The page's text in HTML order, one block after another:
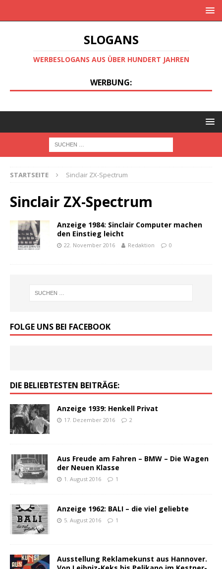
SLOGANS
WERBESLOGANS AUS ÜBER HUNDERT JAHREN
WERBUNG:
STARTSEITE Sinclair ZX-Spectrum
Sinclair ZX-Spectrum
Anzeige 1984: Sinclair Computer machen
den Einstieg leicht
22. November 2016 Redaktion 0
FOLGE UNS BEI FACEBOOK
DIE BELIEBTESTEN BEITRÄGE:
Anzeige 1939: Henkell Privat
17. Dezember 2016 2
Aus Freude am Fahren – BMW – Die Wagen
der Neuen Klasse
1. August 2016 1
Anzeige 1962: BALI – die viel geliebte
5. August 2016 1
Ausstellung Reklamekunst aus Hannover.